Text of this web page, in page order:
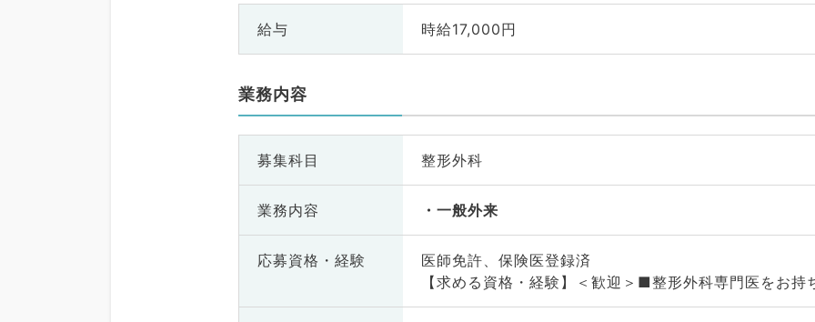
給与 時給17,000円
業務内容
募集科目 整形外科
業務内容 一般外来
応募資格・ 経験
医師免許、保険医登録済
【求める資格・経験】＜歓迎＞■整形外科専門医をお持